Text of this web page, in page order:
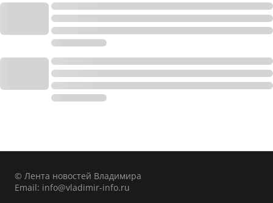
© Лента новостей Владимира
Email: info@vladimir-info.ru